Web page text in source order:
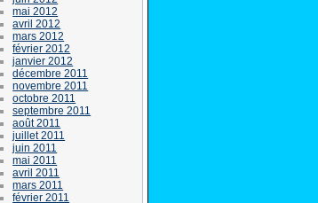
mai 2012
avril 2012
mars 2012
février 2012
janvier 2012
décembre 2011
novembre 2011
octobre 2011
septembre 2011
août 2011
juillet 2011
juin 2011
mai 2011
avril 2011
mars 2011
février 2011